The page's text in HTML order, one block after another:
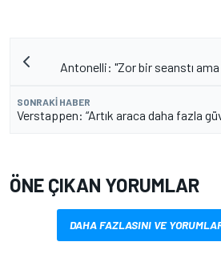
Antonelli: "Zor bir seanstı
SONRAKI HABER
Verstappen: “Artık araca daha fazla
ÖNE ÇIKAN YORUMLAR
DAHA FAZLASINI VE